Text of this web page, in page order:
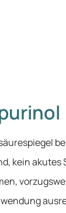
kein akutes